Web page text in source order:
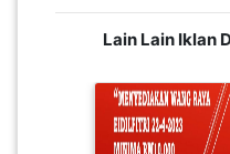
Lain Lain Iklan